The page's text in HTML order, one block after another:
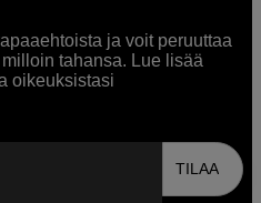
ja voit peruuttaa
tahansa. Lue lisää
oikeuksistasi
TILAA